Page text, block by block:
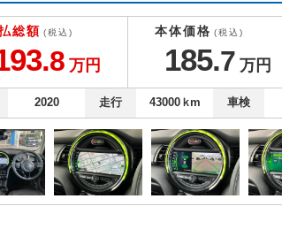
総額 (税込)
8 万円
本体価格 (税込)
185.7 万円
2020 走行 43000ｋm 車検